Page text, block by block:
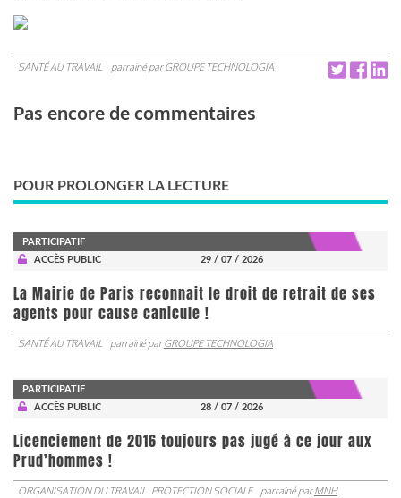
SANTÉ AU TRAVAIL parrainé parGROUPE TECHNOLOGIA
Pas encore de commentaires
POUR PROLONGER LA LECTURE
PARTICIPATIF
ACCÈS PUBLIC
29 / 07 / 2026
La Mairie de Paris reconnait le droit de retrait de ses
agents pour cause canicule !
SANTÉ AU TRAVAIL parrainé parGROUPE TECHNOLOGIA
PARTICIPATIF
ACCÈS PUBLIC
28 / 07 / 2026
Licenciement de 2016 toujours pas jugé à ce jour aux
Prud’hommes !
ORGANISATION DU TRAVAIL PROTECTION SOCIALE parrainé parMNH